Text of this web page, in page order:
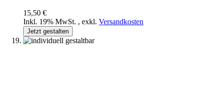
15,50 €
Inkl. 19% MwSt. , exkl. Versandkosten
Jetzt gestalten